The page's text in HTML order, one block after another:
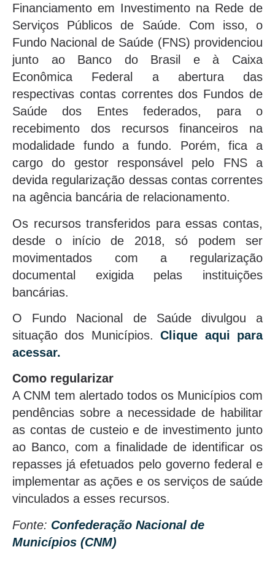
Financiamento em Investimento na Rede de
Serviços Públicos de Saúde. Com isso, o
Fundo Nacional de Saúde (FNS) providenciou
junto ao Banco do Brasil e à Caixa
Econômica Federal a abertura das
respectivas contas correntes dos Fundos de
Saúde dos Entes federados, para o
recebimento dos recursos financeiros na
modalidade fundo a fundo. Porém, fica a
cargo do gestor responsável pelo FNS a
devida regularização dessas contas correntes
na agência bancária de relacionamento.
Os recursos transferidos para essas contas,
desde o início de 2018, só podem ser
movimentados com a regularização
documental exigida pelas instituições
bancárias.
O Fundo Nacional de Saúde divulgou a
situação dos Municípios.Clique aqui para
acessar.
Como regularizar
A CNM tem alertado todos os Municípios com
pendências sobre a necessidade de habilitar
as contas de custeio e de investimento junto
ao Banco, com a finalidade de identificar os
repasses já efetuados pelo governo federal e
implementar as ações e os serviços de saúde
vinculados a esses recursos.
Fonte: Confederação Nacional de
Municípios (CNM)